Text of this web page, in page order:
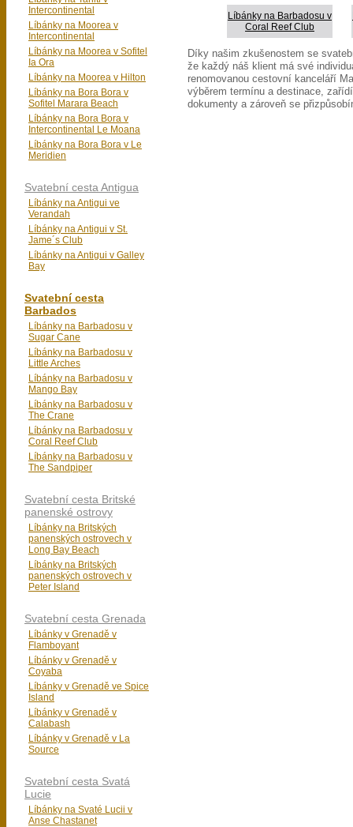
Líbánky na Barbadosu v
Coral Reef Club
Díky našim zkušenostem se
že každý náš klient má své
renomovanou cestovní kanceláří
výběrem termínu a destinace,
dokumenty a zároveň se
Intercontinental
Líbánky na Moorea v
Intercontinental
Líbánky na Moorea v Sofitel
Ia Ora
Líbánky na Moorea v Hilton
Líbánky na Bora Bora v
Sofitel Marara Beach
Líbánky na Bora Bora v
Intercontinental Le Moana
Líbánky na Bora Bora v Le
Meridien
Svatební cesta Antigua
Líbánky na Antigui ve
Verandah
Líbánky na Antigui v St.
Jame´s Club
Líbánky na Antigui v Galley
Bay
Svatební cesta
Barbados
Líbánky na Barbadosu v
Sugar Cane
Líbánky na Barbadosu v
Little Arches
Líbánky na Barbadosu v
Mango Bay
Líbánky na Barbadosu v
The Crane
Líbánky na Barbadosu v
Coral Reef Club
Líbánky na Barbadosu v
The Sandpiper
Svatební cesta Britské
panenské ostrovy
Líbánky na Britských
panenských ostrovech v
Long Bay Beach
Líbánky na Britských
panenských ostrovech v
Peter Island
Svatební cesta Grenada
Líbánky v Grenadě v
Flamboyant
Líbánky v Grenadě v
Coyaba
Líbánky v Grenadě ve Spice
Island
Líbánky v Grenadě v
Calabash
Líbánky v Grenadě v La
Source
Svatební cesta Svatá
Lucie
Líbánky na Svaté Lucii v
Anse Chastanet